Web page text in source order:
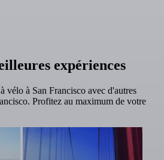
expériences
vélo à San Francisco avec d'autres
Profitez au maximum de votre